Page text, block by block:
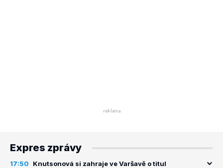
Expres zprávy
17:50 Knutsonová si zahraje ve Varšavě o titul